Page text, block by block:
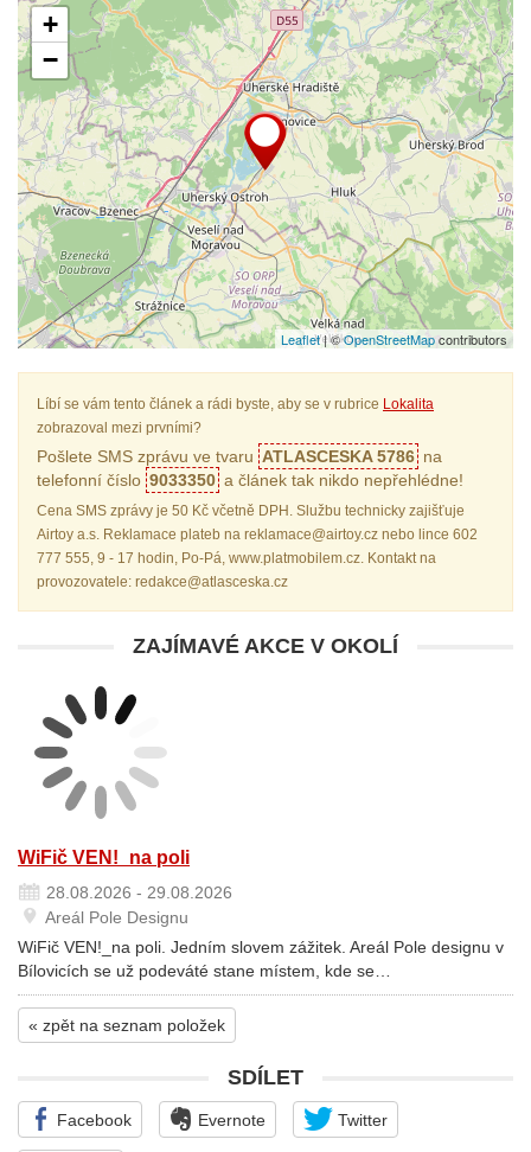
+
−
Leaflet| ©OpenStreetMapcontributors
Líbí se vám tento článek a rádi byste, aby se v rubrice Lokalita
zobrazoval mezi prvními?
Pošlete SMS zprávu ve tvaru ATLASCESKA 5786 na
telefonní číslo 9033350 a článek tak nikdo nepřehlédne!
Cena SMS zprávy je 50 Kč včetně DPH. Službu technicky zajišťuje
Airtoy a.s. Reklamace plateb na reklamace@airtoy.cz nebo lince 602
777 555, 9 - 17 hodin, Po-Pá, www.platmobilem.cz. Kontakt na
provozovatele: redakce@atlasceska.cz
ZAJÍMAVÉ AKCE V OKOLÍ
WiFič VEN!_na poli
28.08.2026 - 29.08.2026
Areál Pole Designu
WiFič VEN!_na poli. Jedním slovem zážitek. Areál Pole designu v
Bílovicích se už podeváté stane místem, kde se…
« zpět na seznam položek
SDÍLET
Facebook Evernote Twitter